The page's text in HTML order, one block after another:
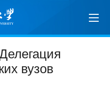
вузов